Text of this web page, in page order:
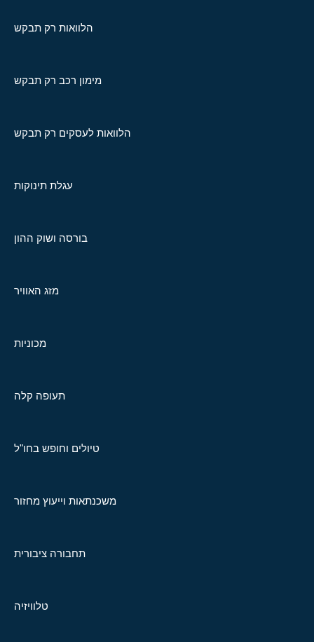
הלוואות רק תבקש
מימון רכב רק תבקש
הלוואות לעסקים רק תבקש
עגלת תינוקות
בורסה ושוק ההון
מזג האוויר
מכוניות
תעופה קלה
טיולים וחופש בחו"ל
משכנתאות וייעוץ מחזור
תחבורה ציבורית
טלוויזיה